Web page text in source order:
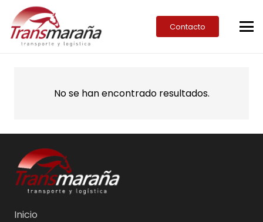
Contacto
No se han encontrado resultados.
Inicio